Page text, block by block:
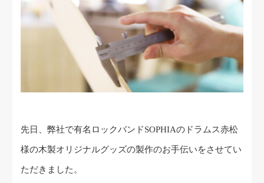
先日、弊社で有名ロックバンドSOPHIAのドラムス赤松
様の木製オリジナルグッズの製作のお手伝いをさせてい
ただきました。